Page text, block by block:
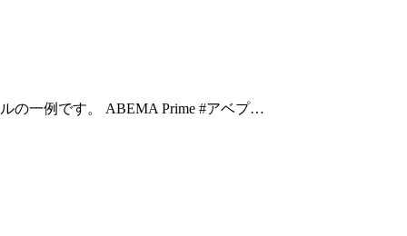
の一例です。 ABEMA Prime #アベプ…